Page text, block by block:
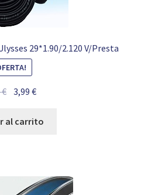
29*1.90/2.120 V/Presta
€ El
original
3,99€El
actual
al carrito